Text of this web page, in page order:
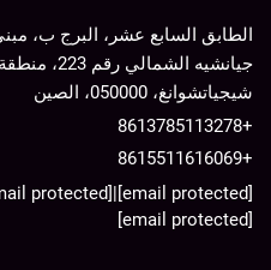
الطابق السابع عشر، البرج ب،
جيانشيه
شيجياتشوانغ، 050000، الصين
+8613785113278
+8615511616069
[email protected]
|
[email protected]
[email protected]